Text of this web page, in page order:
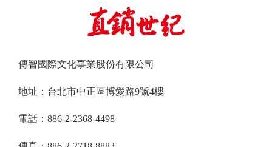
傳智國際文化事業股份有限公司
地址：台北市中正區博愛路9號4樓
電話：886-2-2368-4498